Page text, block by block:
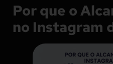
Por que o
no Instagram